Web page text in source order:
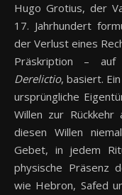
Hugo Grotius, der
17. Jahrhundert
der Verlust eines
Präskription – auf
Derelictio, basiert.
ursprüngliche
Willen zur
diesen Willen
Gebet, in jedem
physische Präsenz
wie Hebron, Safed